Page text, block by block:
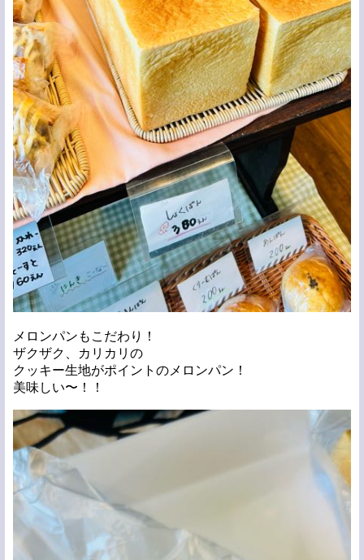
メロンパンもこだわり！
ザクザク、カリカリの
クッキー生地がポイントのメロンパン！
美味しい〜！！